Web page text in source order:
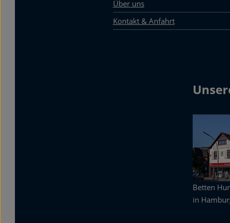
Über uns
Kontakt & Anfahrt
Betten
in